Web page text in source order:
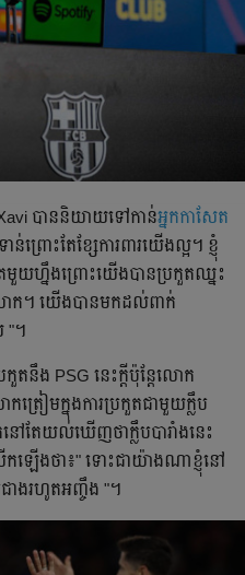
បាន​និយាយ​ទៅ​កាន់​អ្នកកាសែត​
ព្រោះ​តែ​ខ្សែការពារ​យើង​ល្អ​។ ខ្ញុំ​
មួយ​ហ្នឹង​ព្រោះ​យើង​បាន​ប្រកួត​ឈ្នះ​
ក​។ យើង​បាន​មក​ដល់​ពាក់​
"។
ត​នឹង​ PSG នេះ​ក្ដី​ប៉ុន្តែ​លោក​
ក​ត្រៀម​ក្នុង​ការ​ប្រកួត​ជា​មួយ​ក្លឹប​
ៅ​តែ​យល់​ឃើញ​ថា​ក្លឹប​បារាំង​នេះ​
ឡើង​ថា​៖" ទោះ​ជា​យ៉ាង​ណា​ខ្ញុំ​នៅ​
ជាង​រហូត​អញ្ចឹង​ "។